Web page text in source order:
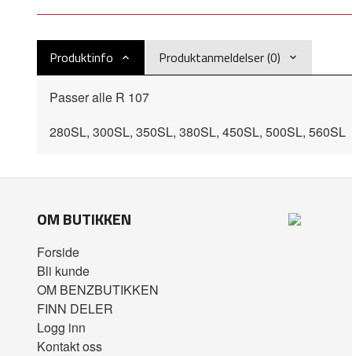
Produktinfo Produktanmeldelser (0)
Passer alle R 107
280SL, 300SL, 350SL, 380SL, 450SL, 500SL, 560SL
OM BUTIKKEN
Forside
Bli kunde
OM BENZBUTIKKEN
FINN DELER
Logg inn
Kontakt oss